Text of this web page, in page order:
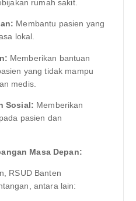
rumah sakit.
Membantu pasien yang
lokal.
Memberikan bantuan
yang tidak mampu
medis.
Sosial: Memberikan
pasien dan
Masa Depan:
RSUD Banten
antara lain: